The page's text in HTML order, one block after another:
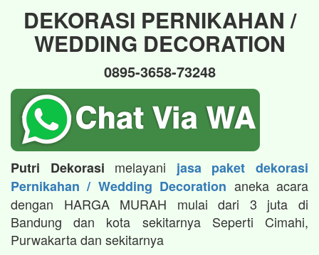
DEKORASI PERNIKAHAN /
WEDDING DECORATION
0895-3658-73248
Putri Dekorasi melayani jasa paket dekorasi
Pernikahan / Wedding Decoration aneka acara
dengan HARGA MURAH mulai dari 3 juta di
Bandung dan kota sekitarnya Seperti Cimahi,
Purwakarta dan sekitarnya